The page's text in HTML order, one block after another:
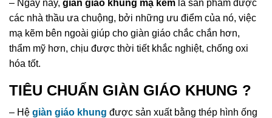
– Ngày nay, giàn giáo khung mạ kẽm là sản phẩm được
các nhà thầu ưa chuộng, bởi những ưu điểm của nó, việc
mạ kẽm bên ngoài giúp cho giàn giáo chắc chắn hơn,
thẩm mỹ hơn, chịu được thời tiết khắc nghiệt, chống oxi
hóa tốt.
TIÊU CHUẨN GIÀN GIÁO KHUNG ?
– Hệ giàn giáo khung được sản xuất bằng thép hình ống